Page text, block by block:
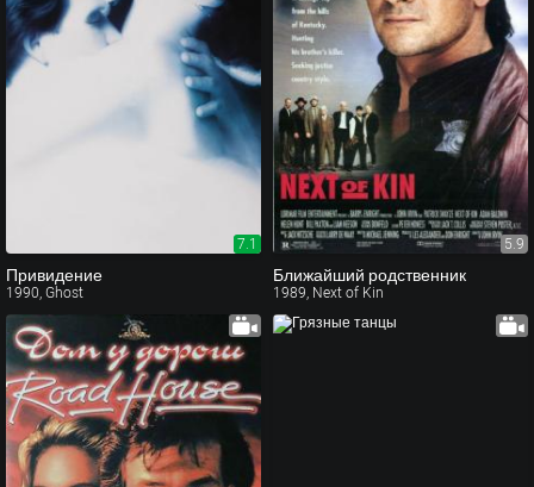
7.1
Привидение
1990, Ghost
5.9
Ближайший родственник
1989, Next of Kin